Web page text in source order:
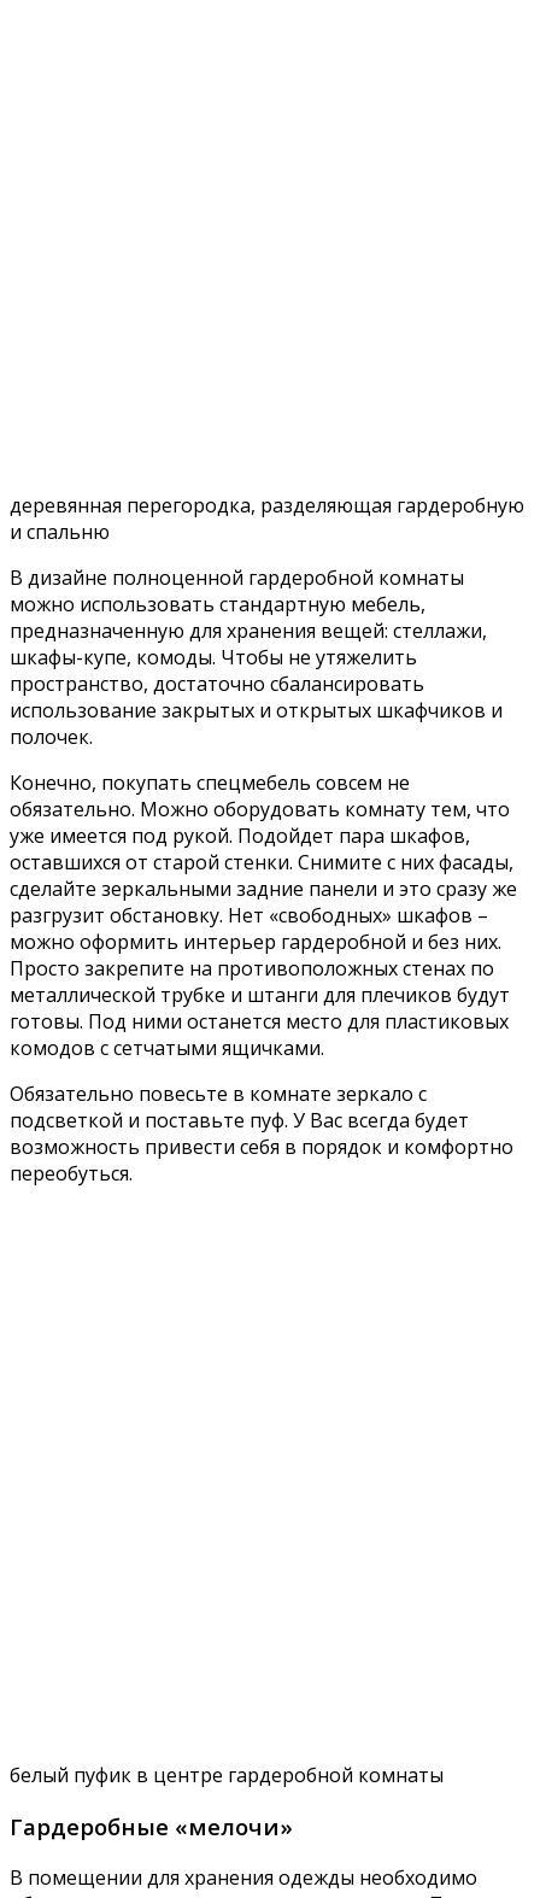
деревянная перегородка, разделяющая гардеробную
и спальню
В дизайне полноценной гардеробной комнаты
можно использовать стандартную мебель,
предназначенную для хранения вещей: стеллажи,
шкафы-купе, комоды. Чтобы не утяжелить
пространство, достаточно сбалансировать
использование закрытых и открытых шкафчиков и
полочек.
Конечно, покупать спецмебель совсем не
обязательно. Можно оборудовать комнату тем, что
уже имеется под рукой. Подойдет пара шкафов,
оставшихся от старой стенки. Снимите с них фасады,
сделайте зеркальными задние панели и это сразу же
разгрузит обстановку. Нет «свободных» шкафов –
можно оформить интерьер гардеробной и без них.
Просто закрепите на противоположных стенах по
металлической трубке и штанги для плечиков будут
готовы. Под ними останется место для пластиковых
комодов с сетчатыми ящичками.
Обязательно повесьте в комнате зеркало с
подсветкой и поставьте пуф. У Вас всегда будет
возможность привести себя в порядок и комфортно
переобуться.
белый пуфик в центре гардеробной комнаты
Гардеробные «мелочи»
В помещении для хранения одежды необходимо